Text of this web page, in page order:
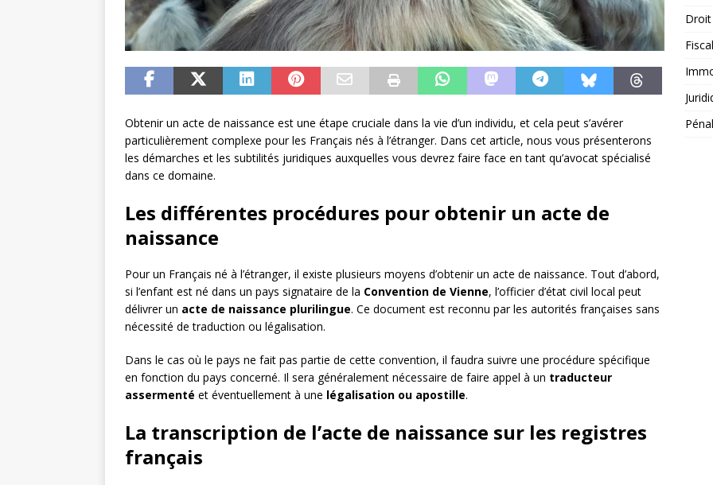
Obtenir un acte de naissance est une étape cruciale dans la vie d’un individu, et cela peut s’avérer
particulièrement complexe pour les Français nés à l’étranger. Dans cet article, nous vous présenterons
les démarches et les subtilités juridiques auxquelles vous devrez faire face en tant qu’avocat spécialisé
dans ce domaine.
Les différentes procédures pour obtenir un acte de
naissance
Pour un Français né à l’étranger, il existe plusieurs moyens d’obtenir un acte de naissance. Tout d’abord,
si l’enfant est né dans un pays signataire de la Convention de Vienne, l’officier d’état civil local peut
délivrer un acte de naissance plurilingue. Ce document est reconnu par les autorités françaises sans
nécessité de traduction ou légalisation.
Dans le cas où le pays ne fait pas partie de cette convention, il faudra suivre une procédure spécifique
en fonction du pays concerné. Il sera généralement nécessaire de faire appel à un traducteur
assermenté et éventuellement à une légalisation ou apostille.
La transcription de l’acte de naissance sur les registres
français
Droit
Fiscal
Pénal